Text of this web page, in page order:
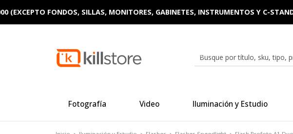
Fotografía Video Iluminación y Estudio
ENVÍO GRATIS - COMPRAS SOBRE $200.000 (EXCEPTO